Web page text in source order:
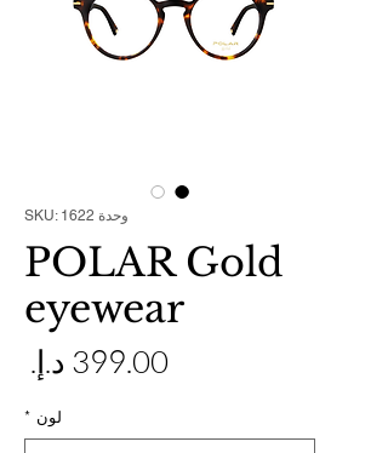
وحدة SKU: 1622
POLAR Gold
eyewear
لون *